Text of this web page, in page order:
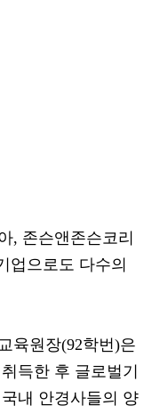
, 존슨앤존슨코리
업으로도 다수의
육원장(92학번)은
득한 후 글로벌기
내 안경사들의 양